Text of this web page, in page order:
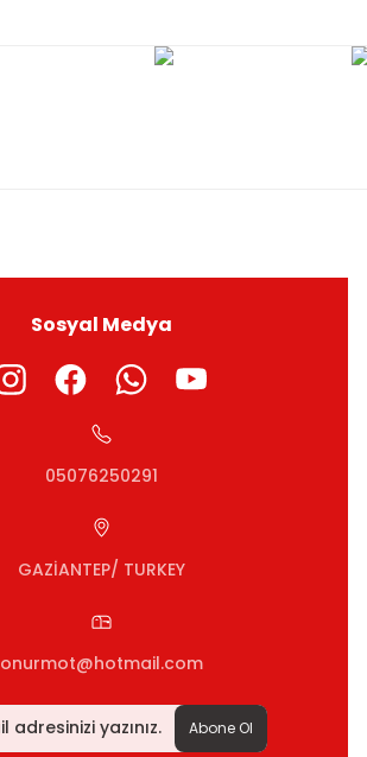
Sosyal Medya
05076250291
GAZİANTEP/ TURKEY
onurmot@hotmail.com
Abone Ol